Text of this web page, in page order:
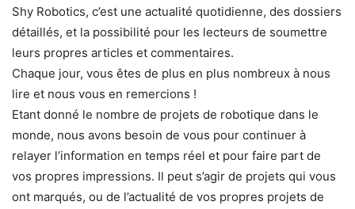
Shy Robotics, c’est une actualité quotidienne, des dossiers
détaillés, et la possibilité pour les lecteurs de soumettre
leurs propres articles et commentaires.
Chaque jour, vous êtes de plus en plus nombreux à nous
lire et nous vous en remercions !
Etant donné le nombre de projets de robotique dans le
monde, nous avons besoin de vous pour continuer à
relayer l’information en temps réel et pour faire part de
vos propres impressions. Il peut s’agir de projets qui vous
ont marqués, ou de l’actualité de vos propres projets de